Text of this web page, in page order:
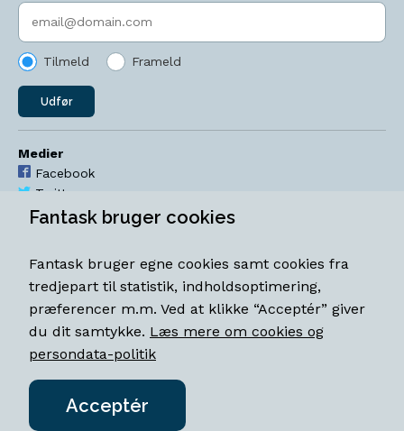
Indtast søgeord
Tilmeld Frameld
Udfør
Medier
Facebook
Twitter
YouTube
Åbningstider
Mandag-torsdag 11-18
Fredag 11-18.30
Lørdag 11-15
Fantask bruger cookies
Fantask bruger egne cookies samt cookies fra
tredjepart til statistik, indholdsoptimering,
præferencer m.m. Ved at klikke “Acceptér” giver
du dit samtykke. Læs mere om cookies og
persondata-politik
Acceptér